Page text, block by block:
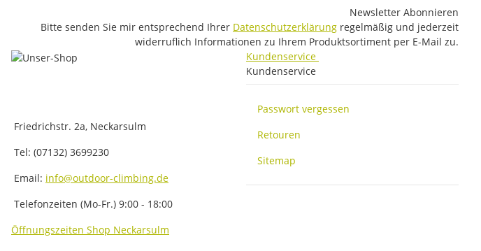
Newsletter Abonnieren
Bitte senden Sie mir entsprechend Ihrer Datenschutzerklärung regelmäßig und jederzeit
widerruflich Informationen zu Ihrem Produktsortiment per E-Mail zu.
Friedrichstr. 2a, Neckarsulm
Tel: (07132) 3699230
Email: info@outdoor-climbing.de
Telefonzeiten (Mo-Fr.) 9:00 - 18:00
Öffnungszeiten Shop Neckarsulm
Kundenservice
Kundenservice
Passwort vergessen
Retouren
Sitemap